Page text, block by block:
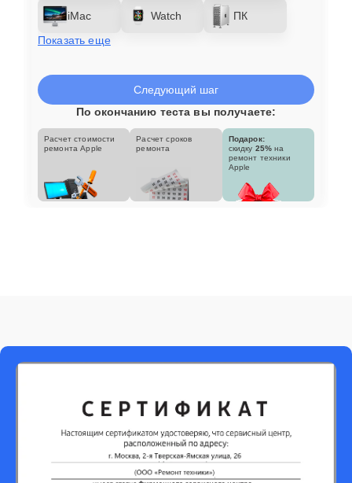
iMac Watch
ПК
Показать еще
Следующий шаг
По окончанию теста вы получаете:
Расчет стоимости
ремонта Apple
Расчет сроков
ремонта
Подарок:
скидку 25% на
ремонт техники
Apple